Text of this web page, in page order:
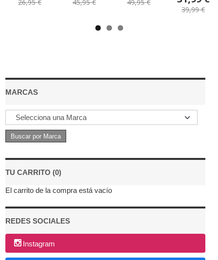
MARCAS
TU CARRITO (0)
El carrito de la compra está vacío
REDES SOCIALES
Instagram
26,95 € 45,95 € 49,95 €
39,99 €